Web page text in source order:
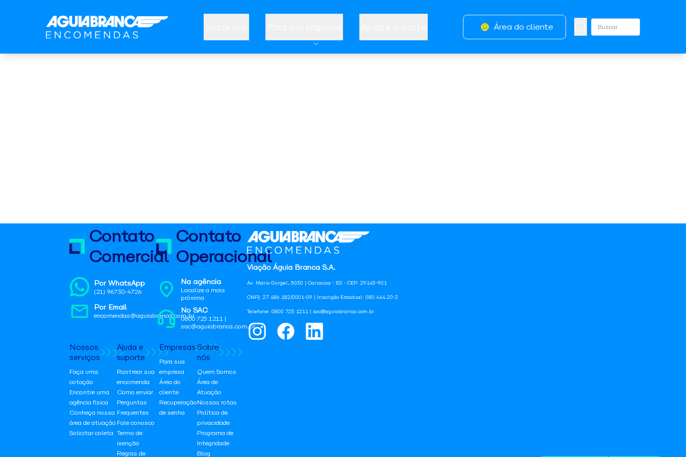
Área do cliente
Viação Águia Branca S.A.
Av. Mario Gurgel, 5030 | Cariacica - ES - CEP: 29145-901
CNPJ: 27.486.182/0001-09 | Inscrição Estadual: 080.444.20-2
Telefone: 0800 725 1211 | sac@aguiabranca.com.br
Contato
Comercial
Por WhatsApp
(21) 96730-4726
Por Email
encomendas@aguiabranca.com.br
Contato
Operacional
Na agência
Localize a mais
próxima
No SAC
0800 725 1211 |
sac@aguiabranca.com.br
Nossos
serviços
Faça uma
cotação
Encontre uma
agência física
Conheça nossa
área de atuação
Solicitar coleta
Ajuda e
suporte
Rastrear sua
encomenda
Como enviar
Perguntas
Frequentes
Fale conosco
Termo de
isenção
Regras de
Empresas
Para sua
empresa
Área do
cliente
Recuperação
de senha
Sobre
nós
Quem Somos
Área de
Atuação
Nossas rotas
Política de
privacidade
Programa de
Integridade
Blog